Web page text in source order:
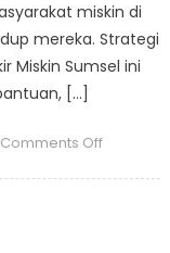
miskin di
mereka. Strategi
Miskin Sumsel ini
[…]
Comments Offon